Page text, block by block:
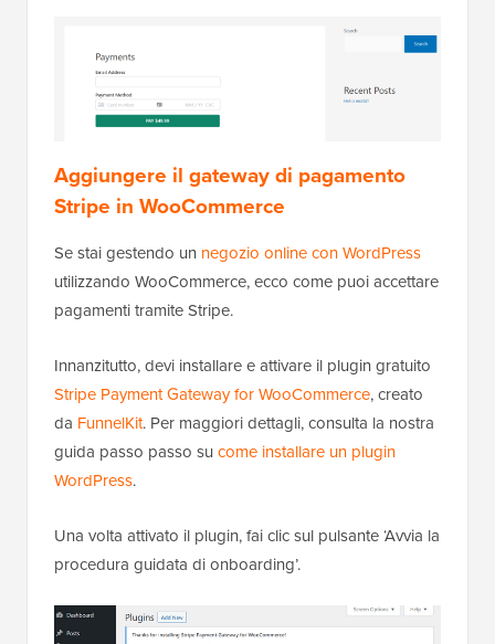
Aggiungere il gateway di pagamento
Stripe in WooCommerce
Se stai gestendo un negozio online con WordPress
utilizzando WooCommerce, ecco come puoi accettare
pagamenti tramite Stripe.
Innanzitutto, devi installare e attivare il plugin gratuito
Stripe Payment Gateway for WooCommerce, creato
da FunnelKit. Per maggiori dettagli, consulta la nostra
guida passo passo su come installare un plugin
WordPress.
Una volta attivato il plugin, fai clic sul pulsante ‘Avvia la
procedura guidata di onboarding’.